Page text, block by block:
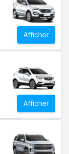
Afficher
Afficher